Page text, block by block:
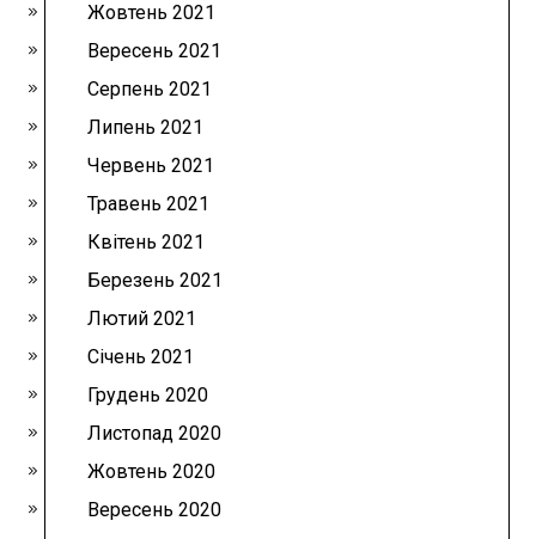
Жовтень 2021
Вересень 2021
Серпень 2021
Липень 2021
Червень 2021
Травень 2021
Квітень 2021
Березень 2021
Лютий 2021
Січень 2021
Грудень 2020
Листопад 2020
Жовтень 2020
Вересень 2020